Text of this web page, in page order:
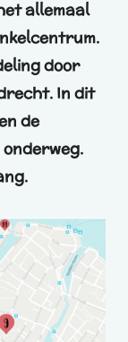
allemaal
door
In dit
de